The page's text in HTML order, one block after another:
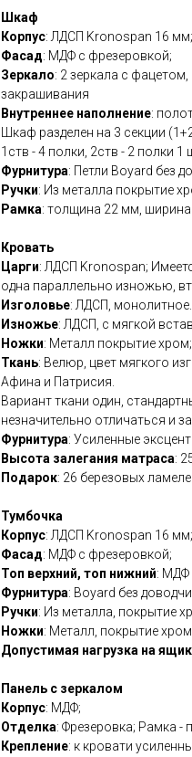
Шкаф
Корпус: ЛДСП Kronospan 16 мм;
Фасад: МДФ с фрезеровкой;
Зеркало: 2 зеркала с
закрашивания
Внутреннее наполнение:
Шкаф разделен на 3 секции
1ств - 4 полки, 2ств - 2 полки 1
Фурнитура: Петли Boyard без
Ручки: Из металла покрытие
Рамка: толщина 22 мм,
Кровать
Царги: ЛДСП Kronospan;
одна параллельно изножью,
Изголовье: ЛДСП,
Изножье: ЛДСП, с мягкой
Ножки: Металл покрытие хром;
Ткань: Велюр, цвет мягкого
Афина и Патрисия.
Вариант ткани один,
незначительно отличаться и
Фурнитура: Усиленные
Высота залегания матраса:
Подарок: 26 березовых
Тумбочка
Корпус: ЛДСП Kronospan 16 мм;
Фасад: МДФ с фрезеровкой;
Топ верхний, топ нижний: МДФ
Фурнитура: Boyard без
Ручки: Из металла, покрытие
Ножки: Металл, покрытие
Допустимая нагрузка на
Панель с зеркалом
Корпус: МДФ;
Отделка: Фрезеровка; Рамка -
Крепление: к кровати